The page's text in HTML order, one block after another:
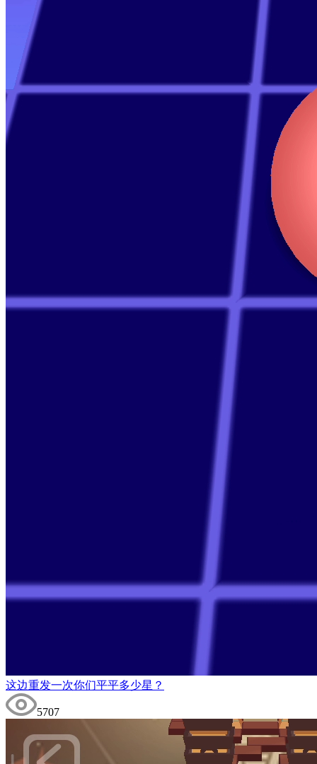
这边重发一次你们平平多少星？
5707